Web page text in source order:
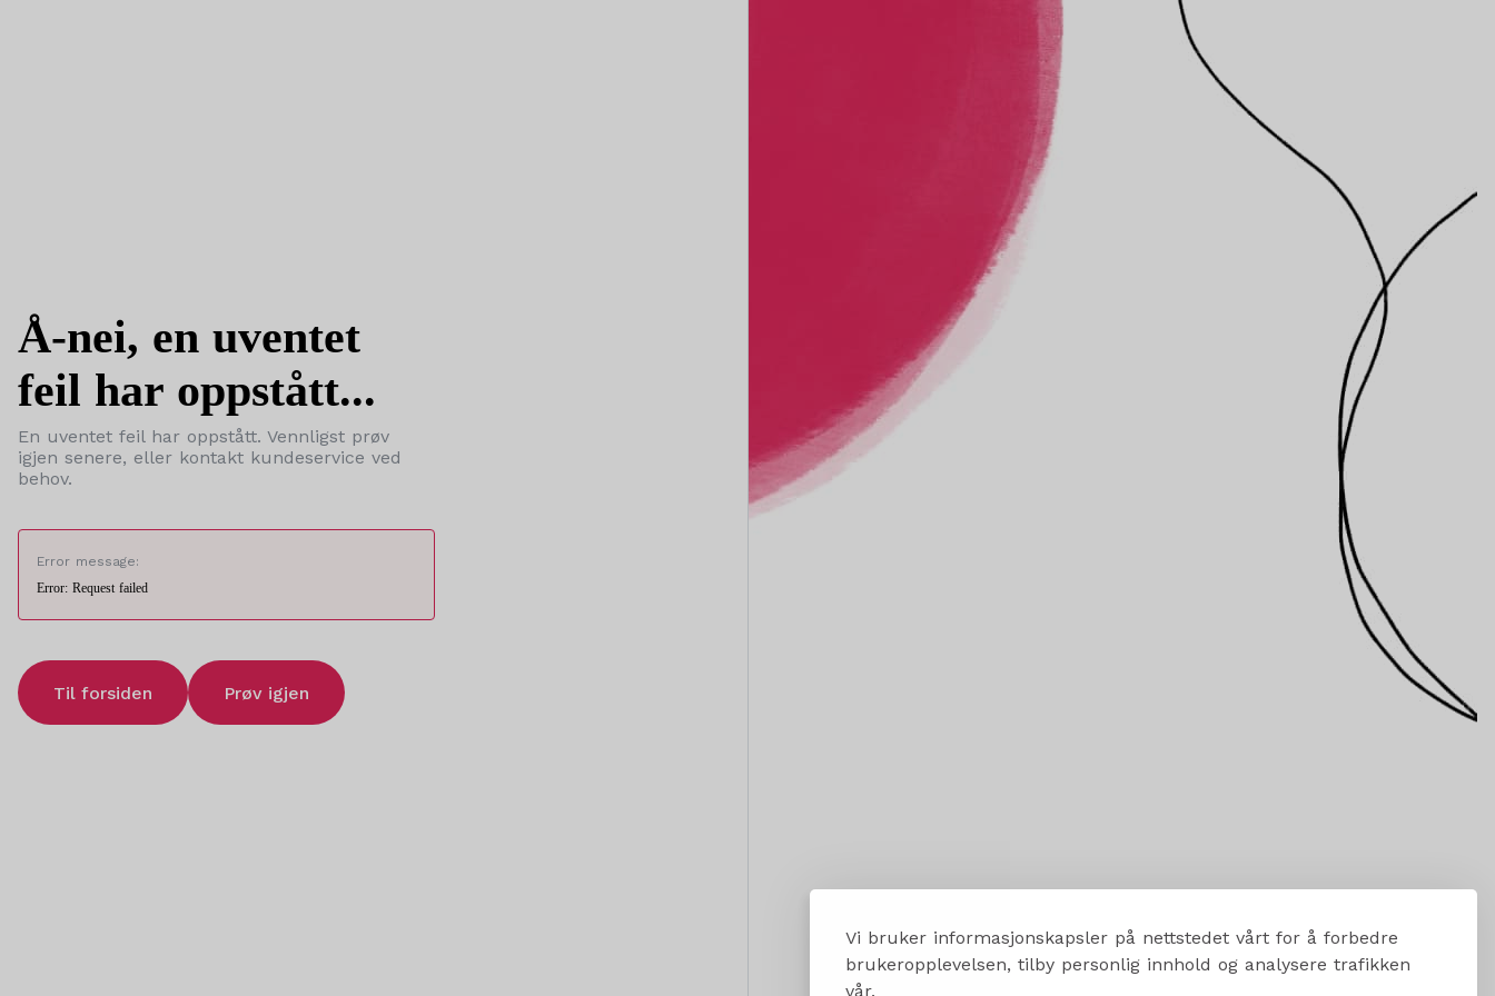
Vi bruker informasjonskapsler på nettstedet vårt for å forbedre
brukeropplevelsen, tilby personlig innhold og analysere trafikken
vår.
Å-nei, en uventet
feil har oppstått...
En uventet feil har oppstått. Vennligst prøv
igjen senere, eller kontakt kundeservice ved
behov.
Error message:
Error: Request failed
Til forsiden Prøv igjen